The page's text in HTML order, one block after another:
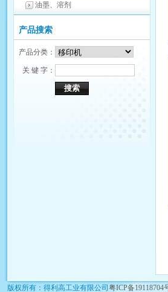
油墨、溶剂
产品搜索
产品分类：
关 键 字：
版权所有：得利高工业有限公司 粤ICP备19118704